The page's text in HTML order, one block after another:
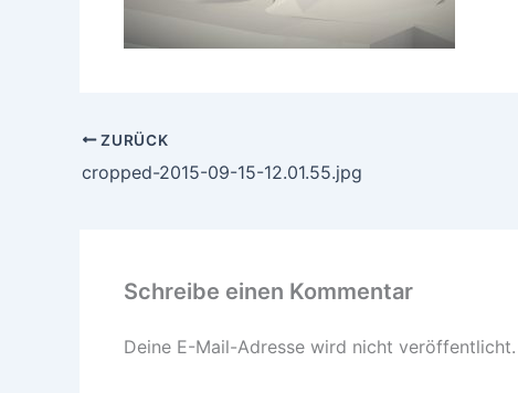
ZURÜCK
cropped-2015-09-15-12.01.55.jpg
Schreibe einen Kommentar
Deine E-Mail-Adresse wird nicht veröffentlicht.